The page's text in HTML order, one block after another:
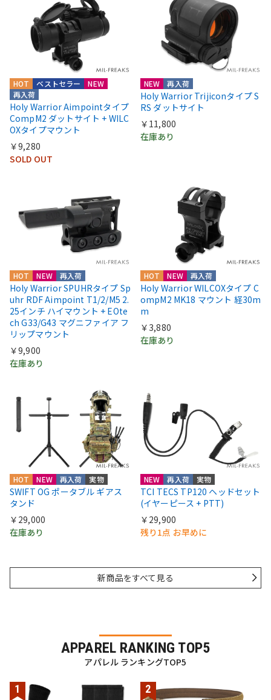
HOT
NEW
再入荷
ベストセラー
Holy Warrior Aimpointタイプ
CompM2 ダットサイト + WILC
OXタイプマウント
￥9,280
SOLD OUT
NEW 再入荷
Holy Warrior Trijiconタイプ S
RS ダットサイト
￥11,800
在庫あり
HOT NEW 再入荷
Holy Warrior SPUHRタイプ Sp
uhr RDF Aimpoint T1/2/M5 2.
25インチ ハイマウント + EOte
ch G33/G43 マグニファイア フ
リップマウント
￥9,900
在庫あり
HOT NEW 再入荷
Holy Warrior WILCOXタイプ C
ompM2 MK18 マウント 経30m
m
￥3,880
在庫あり
HOT NEW 再入荷 実物
SWIFT OG ポータブル ギアス
タンド
￥29,000
在庫あり
NEW 再入荷 実物
TCI TECS TP120 ヘッドセット
(イヤーピース + PTT)
￥29,900
残り1点 お早めに
新商品をすべて見る
APPAREL RANKING TOP5
アパレル ランキングTOP5